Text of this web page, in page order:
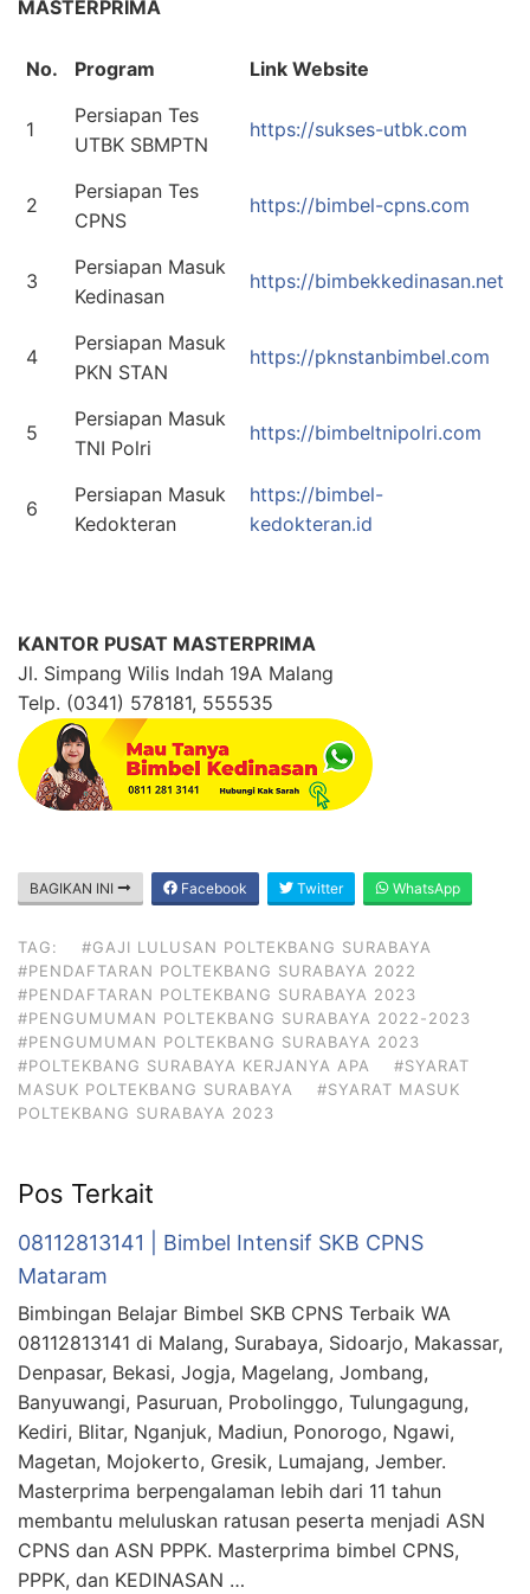
MASTERPRIMA
No. Program Link Website
1
Persiapan Tes
UTBK SBMPTN
https://sukses-utbk.com
2
Persiapan Tes
CPNS
https://bimbel-cpns.com
3
Persiapan Masuk
Kedinasan
https://bimbekkedinasan.net
4
Persiapan Masuk
PKN STAN
https://pknstanbimbel.com
5
Persiapan Masuk
TNI Polri
https://bimbeltnipolri.com
6
Persiapan Masuk
Kedokteran
https://bimbel-
kedokteran.id
KANTOR PUSAT MASTERPRIMA
Jl. Simpang Wilis Indah 19A Malang
Telp. (0341) 578181, 555535
BAGIKAN INI Facebook Twitter WhatsApp
TAG:
#GAJI LULUSAN POLTEKBANG SURABAYA
#PENDAFTARAN POLTEKBANG SURABAYA 2022
#PENDAFTARAN POLTEKBANG SURABAYA 2023
#PENGUMUMAN POLTEKBANG SURABAYA 2022-2023
#PENGUMUMAN POLTEKBANG SURABAYA 2023
#POLTEKBANG SURABAYA KERJANYA APA
#SYARAT
MASUK POLTEKBANG SURABAYA
#SYARAT MASUK
POLTEKBANG SURABAYA 2023
Pos Terkait
08112813141 | Bimbel Intensif SKB CPNS
Mataram
Bimbingan Belajar Bimbel SKB CPNS Terbaik WA
08112813141 di Malang, Surabaya, Sidoarjo, Makassar,
Denpasar, Bekasi, Jogja, Magelang, Jombang,
Banyuwangi, Pasuruan, Probolinggo, Tulungagung,
Kediri, Blitar, Nganjuk, Madiun, Ponorogo, Ngawi,
Magetan, Mojokerto, Gresik, Lumajang, Jember.
Masterprima berpengalaman lebih dari 11 tahun
membantu meluluskan ratusan peserta menjadi ASN
CPNS dan ASN PPPK. Masterprima bimbel CPNS,
PPPK, dan KEDINASAN …